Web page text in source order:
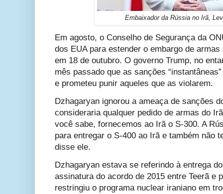
Embaixador da Rússia no Irã,
Em agosto, o Conselho de Segurança da
dos EUA para estender o embargo de
em 18 de outubro. O governo Trump, no
mês passado que as sanções
e prometeu punir aqueles que as violarem.
Dzhagaryan ignorou a ameaça de sanções
consideraria qualquer pedido de armas do
você sabe, fornecemos ao Irã o S-300. A
para entregar o S-400 ao Irã e também não
disse ele.
Dzhagaryan estava se referindo à entrega
assinatura do acordo de 2015 entre Teerã e
restringiu o programa nuclear iraniano em